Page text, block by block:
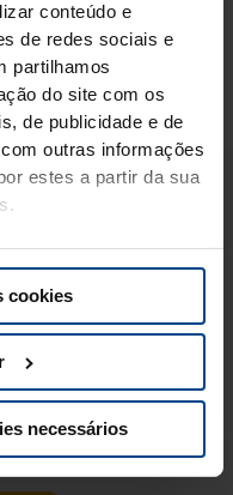
conteúdo e
de redes sociais e
partilhamos
do site com os
de publicidade e de
outras informações
estes a partir da sua
cookies
necessários
com palhinhas
gostar.